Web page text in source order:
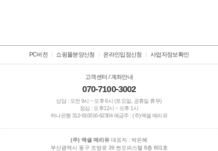
PC버전 쇼핑몰분양신청 온라인입점신청 사업자정보확인
고객센터 / 계좌안내
070-7100-3002
상담 : 오전 9시 ~ 오후 6시 (토요일, 공휴일 휴무)
점심 : 오후12시 ~ 오후 1시
하나은행 312-910016-62304예금주 : (주)엑셀 메리유
(주) 엑셀 메리유 대표자 : 박은혜
부산광역시 동구 조방로 39 썬오피스텔 8층 801호